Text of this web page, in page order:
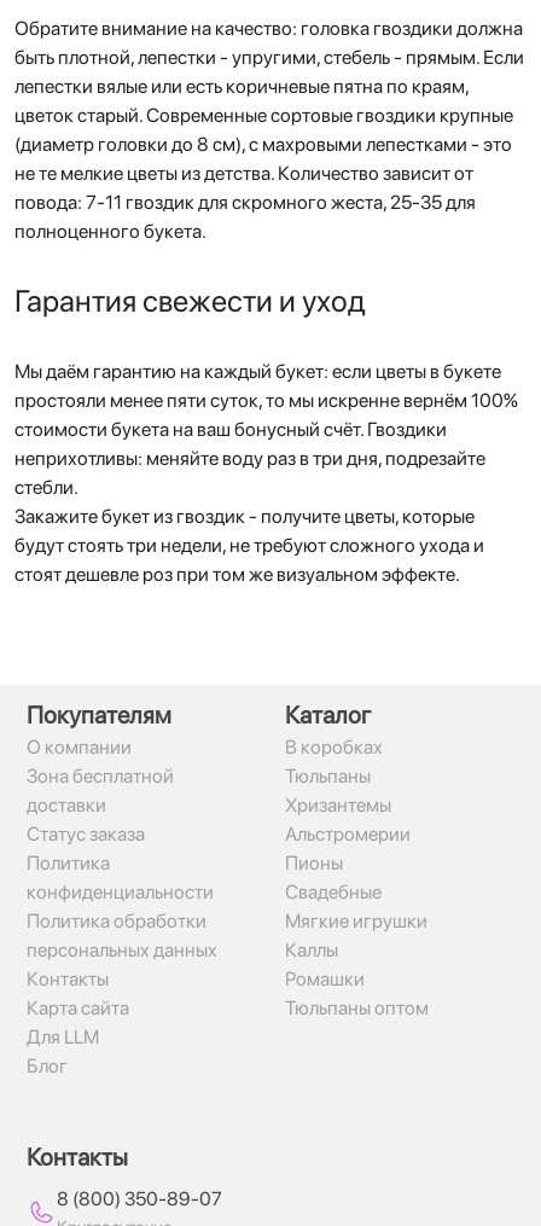
Обратите внимание на качество: головка гвоздики должна
быть плотной, лепестки - упругими, стебель - прямым. Если
лепестки вялые или есть коричневые пятна по краям,
цветок старый. Современные сортовые гвоздики крупные
(диаметр головки до 8 см), с махровыми лепестками - это
не те мелкие цветы из детства. Количество зависит от
повода: 7-11 гвоздик для скромного жеста, 25-35 для
полноценного букета.
Гарантия свежести и уход
Мы даём гарантию на каждый букет: если цветы в букете
простояли менее пяти суток, то мы искренне вернём 100%
стоимости букета на ваш бонусный счёт. Гвоздики
неприхотливы: меняйте воду раз в три дня, подрезайте
стебли.
Закажите букет из гвоздик - получите цветы, которые
будут стоять три недели, не требуют сложного ухода и
стоят дешевле роз при том же визуальном эффекте.
Покупателям
О компании
Зона бесплатной
доставки
Статус заказа
Политика
конфиденциальности
Политика обработки
персональных данных
Контакты
Карта сайта
Для LLM
Блог
Каталог
В коробках
Тюльпаны
Хризантемы
Альстромерии
Пионы
Свадебные
Мягкие игрушки
Каллы
Ромашки
Тюльпаны оптом
Контакты
8 (800) 350-89-07